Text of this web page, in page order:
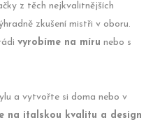
z těch nejkvalitnějších
zkušení mistři v oboru.
vyrobíme na míru nebo s
a vytvořte si doma nebo v
na italskou kvalitu a design